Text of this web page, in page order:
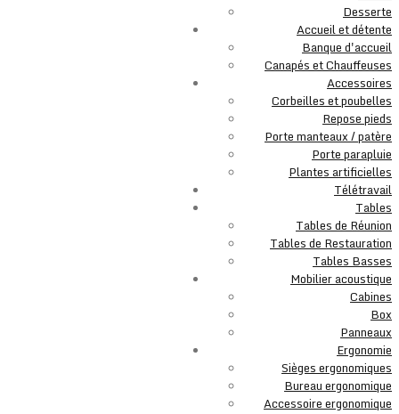
Desserte
Accueil et détente
Banque d'accueil
Canapés et Chauffeuses
Accessoires
Corbeilles et poubelles
Repose pieds
Porte manteaux / patère
Porte parapluie
Plantes artificielles
Télétravail
Tables
Tables de Réunion
Tables de Restauration
Tables Basses
Mobilier acoustique
Cabines
Box
Panneaux
Ergonomie
Sièges ergonomiques
Bureau ergonomique
Accessoire ergonomique